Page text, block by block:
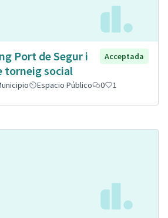
Port de Segur i
torneig social
Acceptada
Espacio Público 0 1